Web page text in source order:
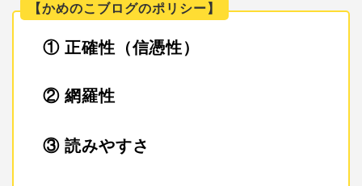
【かめのこブログのポリシー】
① 正確性（信憑性）
② 網羅性
③ 読みやすさ